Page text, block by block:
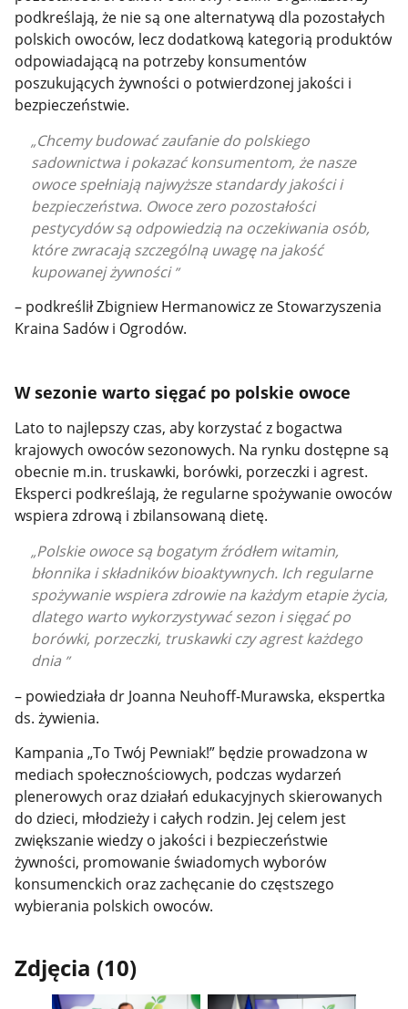
podkreślają, że nie są one alternatywą dla pozostałych
polskich owoców, lecz dodatkową kategorią produktów
odpowiadającą na potrzeby konsumentów
poszukujących żywności o potwierdzonej jakości i
bezpieczeństwie.
Chcemy budować zaufanie do polskiego
sadownictwa i pokazać konsumentom, że nasze
owoce spełniają najwyższe standardy jakości i
bezpieczeństwa. Owoce zero pozostałości
pestycydów są odpowiedzią na oczekiwania osób,
które zwracają szczególną uwagę na jakość
kupowanej żywności
– podkreślił Zbigniew Hermanowicz ze Stowarzyszenia
Kraina Sadów i Ogrodów.
W sezonie warto sięgać po polskie owoce
Lato to najlepszy czas, aby korzystać z bogactwa
krajowych owoców sezonowych. Na rynku dostępne są
obecnie m.in. truskawki, borówki, porzeczki i agrest.
Eksperci podkreślają, że regularne spożywanie owoców
wspiera zdrową i zbilansowaną dietę.
Polskie owoce są bogatym źródłem witamin,
błonnika i składników bioaktywnych. Ich regularne
spożywanie wspiera zdrowie na każdym etapie życia,
dlatego warto wykorzystywać sezon i sięgać po
borówki, porzeczki, truskawki czy agrest każdego
dnia
– powiedziała dr Joanna Neuhoff-Murawska, ekspertka
ds. żywienia.
Kampania „To Twój Pewniak!” będzie prowadzona w
mediach społecznościowych, podczas wydarzeń
plenerowych oraz działań edukacyjnych skierowanych
do dzieci, młodzieży i całych rodzin. Jej celem jest
zwiększanie wiedzy o jakości i bezpieczeństwie
żywności, promowanie świadomych wyborów
konsumenckich oraz zachęcanie do częstszego
wybierania polskich owoców.
Zdjęcia (10)